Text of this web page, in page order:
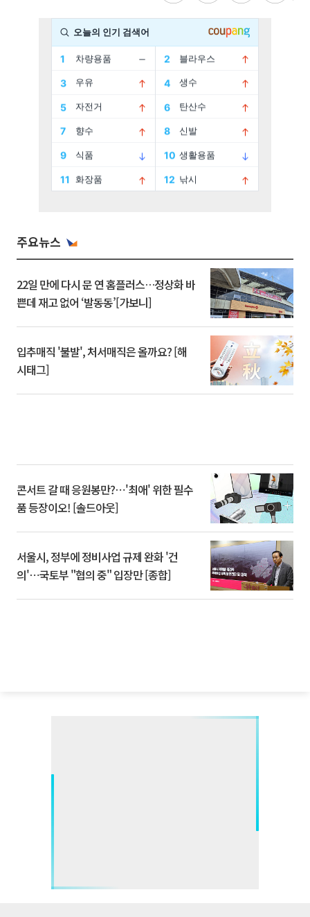
주요뉴스
22일 만에 다시 문 연 홈플러스…정상화 바
쁜데 재고 없어 ‘발동동’[가보니]
입추매직 '불발', 처서매직은 올까요? [해
시태그]
콘서트 갈 때 응원봉만?⋯'최애' 위한 필수
품 등장이오! [솔드아웃]
서울시, 정부에 정비사업 규제 완화 '건
의'⋯국토부 "협의 중" 입장만 [종합]